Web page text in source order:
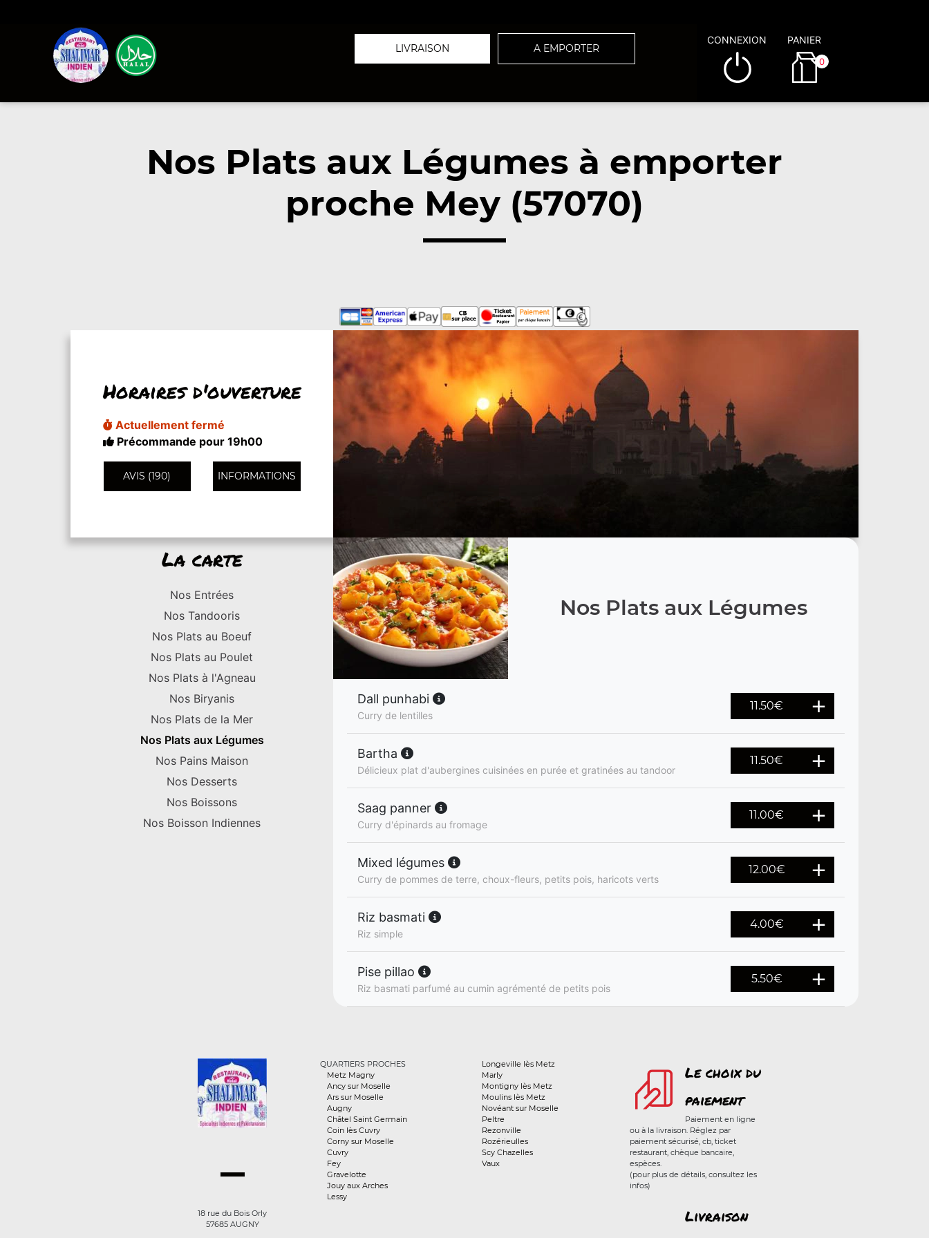
LIVRAISON A EMPORTER
CONNEXION PANIER
0
Nos Plats aux Légumes à emporter
proche Mey (57070)
Horaires d'ouverture
Actuellement fermé
Précommande pour 19h00
AVIS (190) INFORMATIONS
La carte
Nos Entrées
Nos Tandooris
Nos Plats au Boeuf
Nos Plats au Poulet
Nos Plats à l'Agneau
Nos Biryanis
Nos Plats de la Mer
Nos Plats aux Légumes
Nos Pains Maison
Nos Desserts
Nos Boissons
Nos Boisson Indiennes
Nos Plats aux Légumes
Dall punhabi
Curry de lentilles
11.50€
Bartha
Délicieux plat d'aubergines cuisinées en purée et gratinées au tandoor
11.50€
Saag panner
Curry d'épinards au fromage
11.00€
Mixed légumes
Curry de pommes de terre, choux-fleurs, petits pois, haricots verts
12.00€
Riz basmati
Riz simple
4.00€
Pise pillao
Riz basmati parfumé au cumin agrémenté de petits pois
5.50€
18 rue du Bois Orly
57685 AUGNY
QUARTIERS PROCHES
Metz Magny
Ancy sur Moselle
Ars sur Moselle
Augny
Châtel Saint Germain
Coin lès Cuvry
Corny sur Moselle
Cuvry
Fey
Gravelotte
Jouy aux Arches
Lessy
Longeville lès Metz
Marly
Montigny lès Metz
Moulins lès Metz
Novéant sur Moselle
Peltre
Rezonville
Rozérieulles
Scy Chazelles
Vaux
Le choix du
paiement
Paiement en ligne
ou à la livraison. Réglez par
paiement sécurisé, cb, ticket
restaurant, chèque bancaire,
espèces.
(pour plus de détails, consultez les
infos)
Livraison